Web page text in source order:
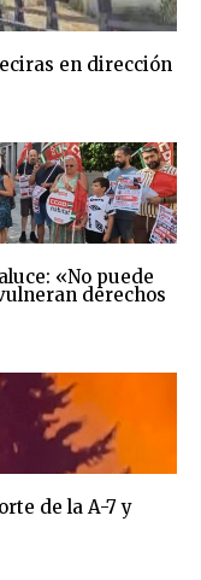
en dirección
«No puede
derechos
de la A-7 y